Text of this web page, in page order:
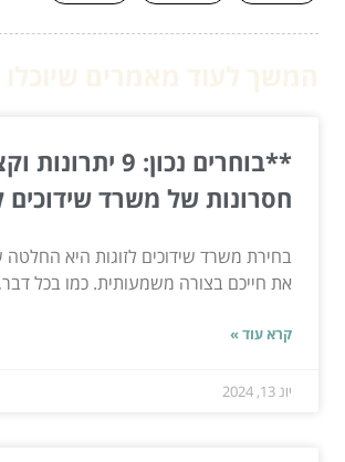
**בוחרים נכון: 9
חסרונות של משרד שידוכים
בחירת משרד שידוכים לזוגות היא החלטה
את חייכם בצורה משמעותית. כמו בכל דבר,
קרא עוד »
יונ 13, 2024